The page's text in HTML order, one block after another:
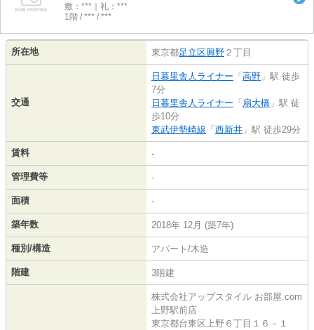
敷：***｜礼：***
1階 / *** / ***
所在地 東京都足立区興野 ２丁目
交通
日暮里舎人ライナー 「 高野 」駅 徒歩
7分
日暮里舎人ライナー 「 扇大橋 」駅 徒
歩10分
東武伊勢崎線 「 西新井 」駅 徒歩29分
賃料 -
管理費等 -
面積 -
築年数 2018年 12月 (築7年)
種別/構造 アパート/木造
階建 3階建
株式会社アップスタイル お部屋.com
上野駅前店
東京都台東区上野６丁目１６－１